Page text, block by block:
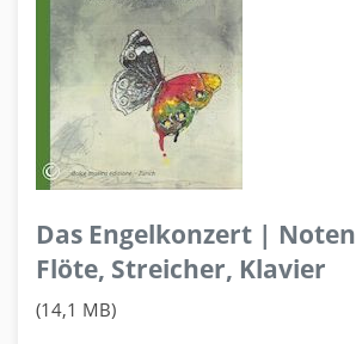
Das Engelkonzert |
Flöte, Streicher, Klavier
(14,1 MB)